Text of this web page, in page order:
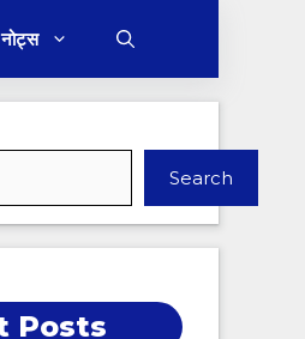
Search
Posts